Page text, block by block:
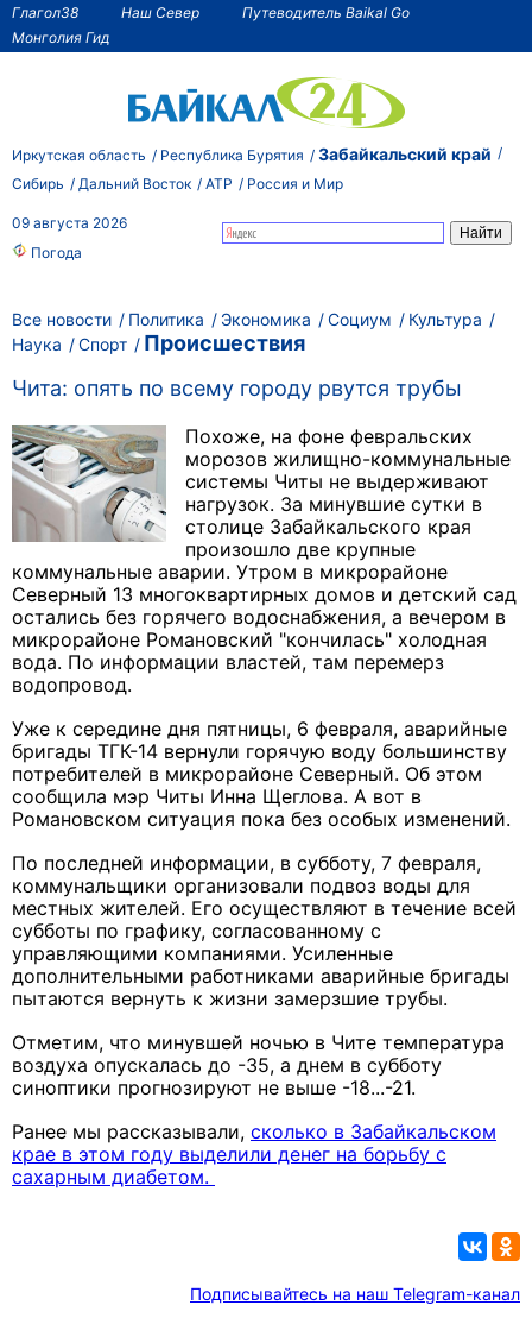
Глагол38 Наш Север
Путеводитель Baikal Go
Монголия Гид
Иркутская область Республика Бурятия Забайкальский край
Сибирь Дальний Восток АТР Россия и Мир
09 августа 2026
Погода
Все новости Политика Экономика Социум
Культура
Наука
Спорт
Происшествия
Чита: опять по всему городу рвутся трубы
Похоже, на фоне февральских
морозов жилищно-коммунальные
системы Читы не выдерживают
нагрузок. За минувшие сутки в
столице Забайкальского края
произошло две крупные
коммунальные аварии. Утром в микрорайоне
Северный 13 многоквартирных домов и детский сад
остались без горячего водоснабжения, а вечером в
микрорайоне Романовский "кончилась" холодная
вода. По информации властей, там перемерз
водопровод.
Уже к середине дня пятницы, 6 февраля, аварийные
бригады ТГК-14 вернули горячую воду большинству
потребителей в микрорайоне Северный. Об этом
сообщила мэр Читы Инна Щеглова. А вот в
Романовском ситуация пока без особых изменений.
По последней информации, в субботу, 7 февраля,
коммунальщики организовали подвоз воды для
местных жителей. Его осуществляют в течение всей
субботы по графику, согласованному с
управляющими компаниями. Усиленные
дополнительными работниками аварийные бригады
пытаются вернуть к жизни замерзшие трубы.
Отметим, что минувшей ночью в Чите температура
воздуха опускалась до -35, а днем в субботу
синоптики прогнозируют не выше -18...-21.
Ранее мы рассказывали, сколько в Забайкальском
крае в этом году выделили денег на борьбу с
сахарным диабетом.
Подписывайтесь на наш Telegram-канал